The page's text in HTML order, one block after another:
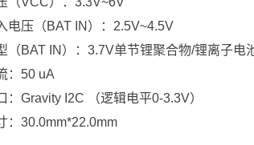
电压（BAT IN）：2.5V~4.5V
（BAT IN）：3.7V单节锂聚合物/锂离子电
：50 uA
：Gravity I2C （逻辑电平0-3.3V）
：30.0mm*22.0mm